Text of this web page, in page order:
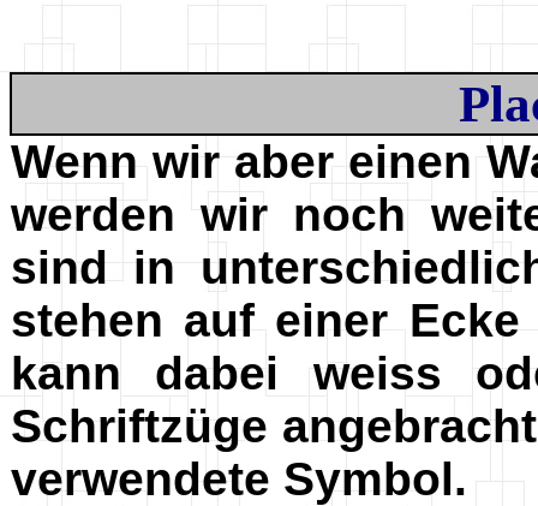
Wenn wir aber einen
werden wir noch
sind in
stehen auf einer
kann dabei weiss
Schriftzüge
verwendete Symbol.